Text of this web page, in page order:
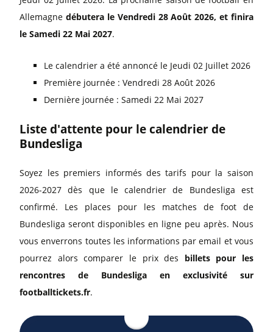
Allemagnedébutera le Vendredi 28 Août 2026, et finira
le Samedi 22 Mai 2027.
Le calendrier a été annoncé le Jeudi 02 Juillet 2026
Première journée : Vendredi 28 Août 2026
Dernière journée : Samedi 22 Mai 2027
Liste d'attente pour le calendrier de
Bundesliga
Soyez les premiers informés des tarifs pour la saison
2026-2027 dès que le calendrier de Bundesliga est
confirmé. Les places pour les matches de foot de
Bundesliga seront disponibles en ligne peu après. Nous
vous enverrons toutes les informations par email et vous
pourrez alors comparer le prix des billets pour les
rencontres de Bundesliga en exclusivité sur
footballtickets.fr.